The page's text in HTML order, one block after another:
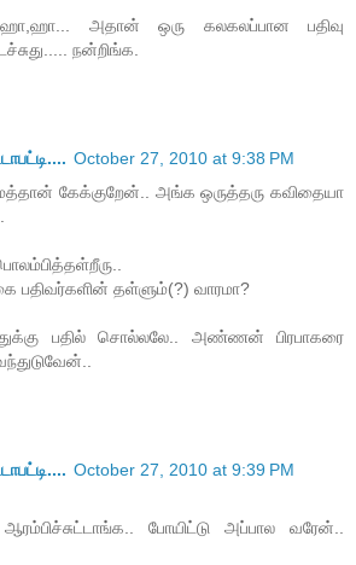
அதான் ஒரு கலகலப்பான பதிவு
நன்றிங்க.
October 27, 2010 at 9:38 PM
கேக்குறேன்.. அங்க ஒருத்தரு கவிதையா
பதிவர்களின் தள்ளும்(?) வாரமா?
பதில் சொல்லலே.. அண்ணன் பிரபாகரை
October 27, 2010 at 9:39 PM
போயிட்டு அப்பால வரேன்..